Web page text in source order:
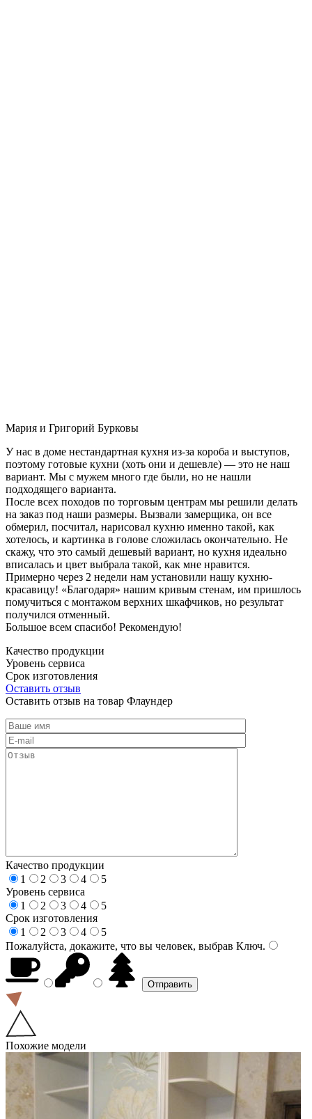
Мария и Григорий Бурковы
У нас в доме нестандартная кухня из-за короба и выступов,
поэтому готовые кухни (хоть они и дешевле) — это не наш
вариант. Мы с мужем много где были, но не нашли
подходящего варианта.
После всех походов по торговым центрам мы решили делать
на заказ под наши размеры. Вызвали замерщика, он все
обмерил, посчитал, нарисовал кухню именно такой, как
хотелось, и картинка в голове сложилась окончательно. Не
скажу, что это самый дешевый вариант, но кухня идеально
вписалась и цвет выбрала такой, как мне нравится.
Примерно через 2 недели нам установили нашу кухню-
красавицу! «Благодаря» нашим кривым стенам, им пришлось
помучиться с монтажом верхних шкафчиков, но результат
получился отменный.
Большое всем спасибо! Рекомендую!
Качество продукции
Уровень сервиса
Срок изготовления
Оставить отзыв
Оставить отзыв на товар Флаундер
Качество продукции
1
2 3 4
5
Уровень сервиса
1
2 3 4
5
Срок изготовления
1
2 3 4
5
Пожалуйста, докажите, что вы человек, выбрав Ключ.
Похожие модели